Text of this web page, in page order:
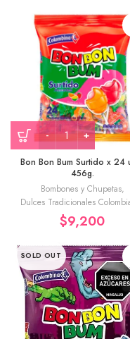
Bon Bon Bum Surtido x 24
456g.
Bombones y Chupetas,
Dulces Tradicionales
$9,200
SOLD OUT